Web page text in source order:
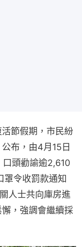
節假期，市民紛
布，由4月15日
口頭勸諭逾2,610
罩令收罰款通知
人士共向庫房進
，強調會繼續採